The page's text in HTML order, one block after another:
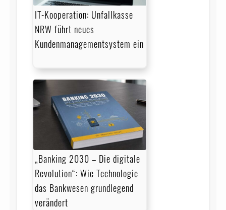
IT-Kooperation: Unfallkasse
NRW führt neues
Kundenmanagementsystem ein
„Banking 2030 – Die digitale
Revolution“: Wie Technologie
das Bankwesen grundlegend
verändert